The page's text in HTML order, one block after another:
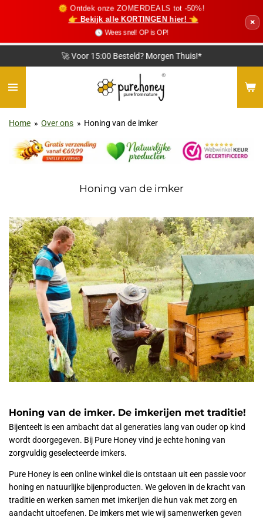
🌞 Ontdek onze ZOMERDEALS tot -50%!
👉 Bekijk alle KORTINGEN hier! 👈
🕓 Wees snel! OP is OP!
×
🚀 Voor 15:00 Besteld? Morgen Thuis!*
Home » Over ons » Honing van de imker
Honing van de imker
Honing van de imker. De imkerijen met traditie!
Bijenteelt is een ambacht dat al generaties lang van ouder op kind
wordt doorgegeven. Bij Pure Honey vind je echte honing van
zorgvuldig geselecteerde imkers.
Pure Honey is een online winkel die is ontstaan uit een passie voor
honing en natuurlijke bijenproducten. We geloven in de kracht van
traditie en werken samen met imkerijen die hun vak met zorg en
aandacht uitoefenen. De imkers met wie wij samenwerken geven